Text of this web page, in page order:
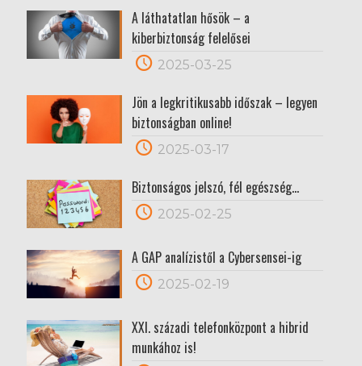
A láthatatlan hősök – a
kiberbiztonság felelősei
2025-03-25
Jön a legkritikusabb időszak – legyen
biztonságban online!
2025-03-17
Biztonságos jelszó, fél egészség…
2025-02-25
A GAP analízistől a Cybersensei-ig
2025-02-19
XXI. századi telefonközpont a hibrid
munkához is!